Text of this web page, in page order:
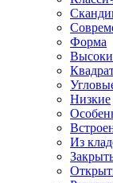
Форма
Низкие
Из